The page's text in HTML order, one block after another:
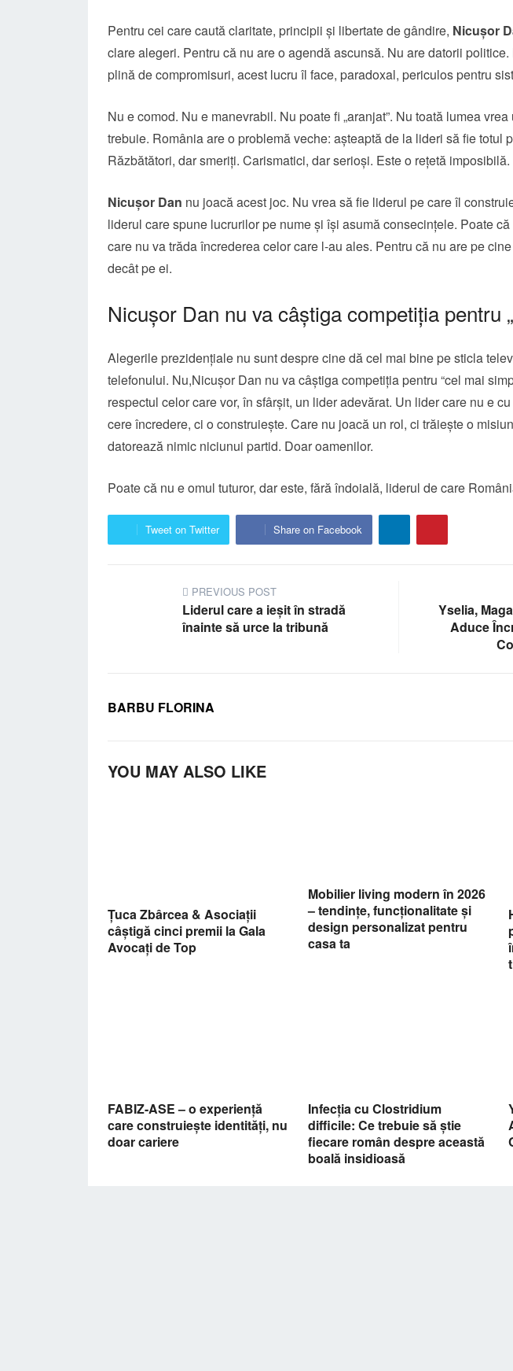
Pentru cei care caută claritate, principii și libertate de gândire, Nicușor
clare alegeri. Pentru că nu are o agendă ascunsă. Nu are datorii
plină de compromisuri, acest lucru îl face, paradoxal, periculos pentru
Nu e comod. Nu e manevrabil. Nu poate fi „aranjat”. Nu toată lumea
trebuie. România are o problemă veche: așteaptă de la lideri să fie totul
Răzbătători, dar smeriți. Carismatici, dar serioși. Este o rețetă imposibilă.
Nicușor Dan nu joacă acest joc. Nu vrea să fie liderul pe care îl
liderul care spune lucrurilor pe nume și își asumă consecințele. Poate
care nu va trăda încrederea celor care l-au ales. Pentru că nu are pe
decât pe ei.
Nicușor Dan nu va câștiga competiția pentru
Alegerile prezidențiale nu sunt despre cine dă cel mai bine pe sticla
telefonului. Nu,Nicușor Dan nu va câștiga competiția pentru “cel mai
respectul celor care vor, în sfârșit, un lider adevărat. Un lider care nu e
cere încredere, ci o construiește. Care nu joacă un rol, ci trăiește o
datorează nimic niciunui partid. Doar oamenilor.
Poate că nu e omul tuturor, dar este, fără îndoială, liderul de care
Tweet on Twitter Share on Facebook
PREVIOUS POST
Liderul care a ieșit în stradă
înainte să urce la tribună
Yselia,
Aduce
BARBU FLORINA
YOU MAY ALSO LIKE
Țuca Zbârcea & Asociații
câștigă cinci premii la Gala
Avocați de Top
Mobilier living modern în 2026
– tendințe, funcționalitate și
design personalizat pentru
casa ta
FABIZ-ASE – o experiență
care construiește identități, nu
doar cariere
Infecția cu Clostridium
difficile: Ce trebuie să știe
fiecare român despre această
boală insidioasă